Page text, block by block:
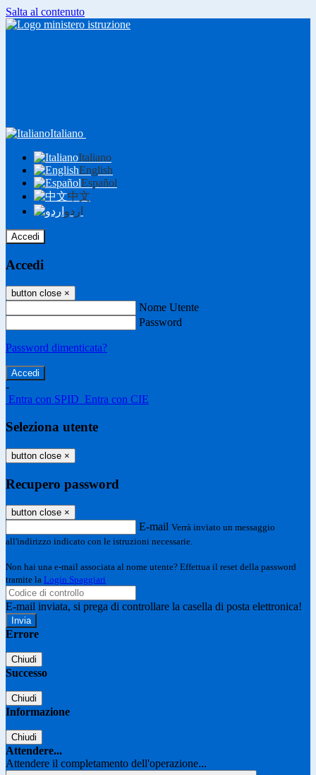
Salta al contenuto
Italiano
Italiano
English
Español
中文
اردو
Accedi
Accedi
button close ×
Nome Utente
Password
Password dimenticata?
-
Entra con SPID Entra con CIE
Seleziona utente
button close ×
Recupero password
button close ×
E-mail Verrà inviato un messaggio
all'indirizzo indicato con le istruzioni necessarie.
Non hai una e-mail associata al nome utente? Effettua il reset della password
tramite la Login Spaggiari
E-mail inviata, si prega di controllare la casella di posta elettronica!
Errore
Chiudi
Successo
Chiudi
Informazione
Chiudi
Attendere...
Attendere il completamento dell'operazione...